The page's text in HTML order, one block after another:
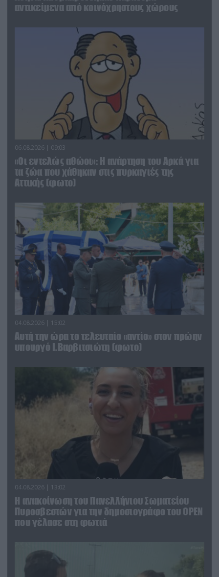
αντικείμενα από κοινόχρηστους χώρους
06.08.2026 | 09:03
«Οι εντελώς αθώοι»: Η ανάρτηση του Αρκά για
τα ζώα που χάθηκαν στις πυρκαγιές της
Αττικής (φωτο)
04.08.2026 | 15:02
Αυτή την ώρα το τελευταίο «αντίο» στον πρώην
υπουργό Ι.Βαρβιτσιώτη (φωτο)
04.08.2026 | 13:02
Η ανακοίνωση του Πανελλήνιου Σωματείου
Πυροσβεστών για την δημοσιογράφο του OPEN
που γέλασε στη φωτιά